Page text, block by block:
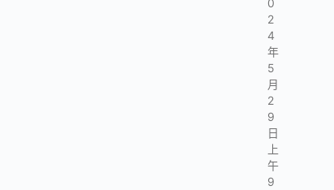
0
2
4
年
5
月
2
9
日
上
午
9